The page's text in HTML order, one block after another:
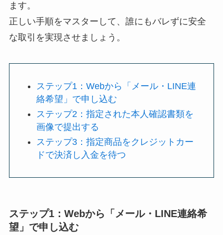
ます。
正しい手順をマスターして、誰にもバレずに安全
な取引を実現させましょう。
ステップ1：Webから「メール・LINE連
絡希望」で申し込む
ステップ2：指定された本人確認書類を
画像で提出する
ステップ3：指定商品をクレジットカー
ドで決済し入金を待つ
ステップ1：Webから「メール・LINE連絡希
望」で申し込む